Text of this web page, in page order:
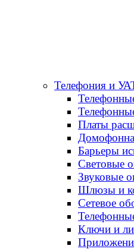
Телефония и
Платы
Барьеры
Световые
Звуковые
Шлюзы и
Сетевое
Ключи и